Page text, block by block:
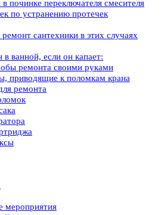
починке переключателя смесителя
по устранению протечек
сантехники в этих случаях
ванной, если он капает:
ремонта своими руками
приводящие к поломкам крана
ремонта
мероприятия